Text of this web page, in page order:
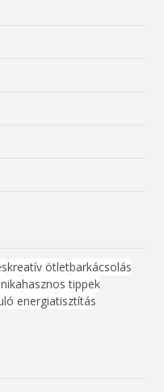
kreatív ötletbarkácsolás
hasznos tippek
energiatisztítás